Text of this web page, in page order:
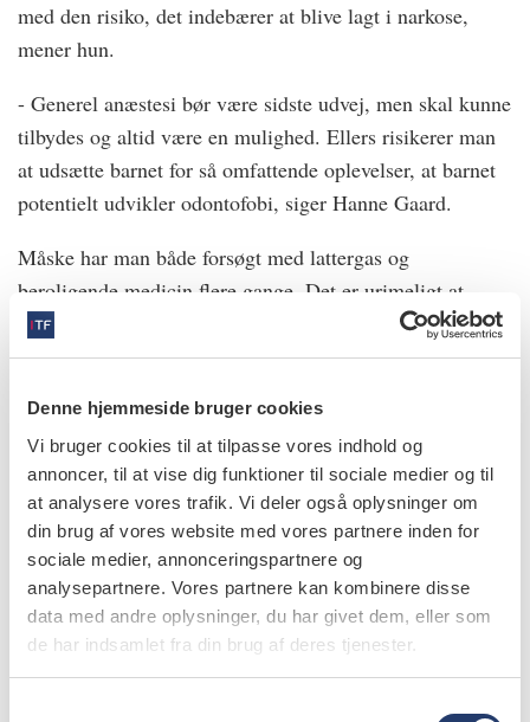
Denne hjemmeside bruger cookies
Vi bruger cookies til at tilpasse vores indhold og
annoncer, til at vise dig funktioner til sociale medier og til
at analysere vores trafik. Vi deler også oplysninger om
din brug af vores website med vores partnere inden for
sociale medier, annonceringspartnere og
analysepartnere. Vores partnere kan kombinere disse
data med andre oplysninger, du har givet dem, eller som
de har indsamlet fra din brug af deres tjenester.
med den risiko, det indebærer at blive lagt i narkose,
mener hun.
- Generel anæstesi bør være sidste udvej, men skal kunne
tilbydes og altid være en mulighed. Ellers risikerer man
at udsætte barnet for så omfattende oplevelser, at barnet
potentielt udvikler odontofobi, siger Hanne Gaard.
Måske har man både forsøgt med lattergas og
beroligende medicin flere gange. Det er urimeligt at
udsætte børn for gentagne behandlinger uden succes –
både fagligt og i forhold til samarbejdet med barnet,
- Vi kommer i Børne- og Ungdomstandplejen i
København til at justere på kriterierne for, hvornår børn
henvises til behandling i generel anæstesi og henvise lidt
hurtigere. Jeg tror, vi vil se en yderligere stigning i
antallet de kommende år, siger Hanne Gaard.
Hun understreger, at behandling i generel anæstesi